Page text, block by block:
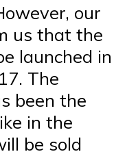
our
us that the
launched in
The
been the
in the
be sold